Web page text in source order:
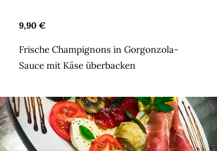
9,90 €
Frische Champignons in Gorgonzola-
Sauce mit Käse überbacken